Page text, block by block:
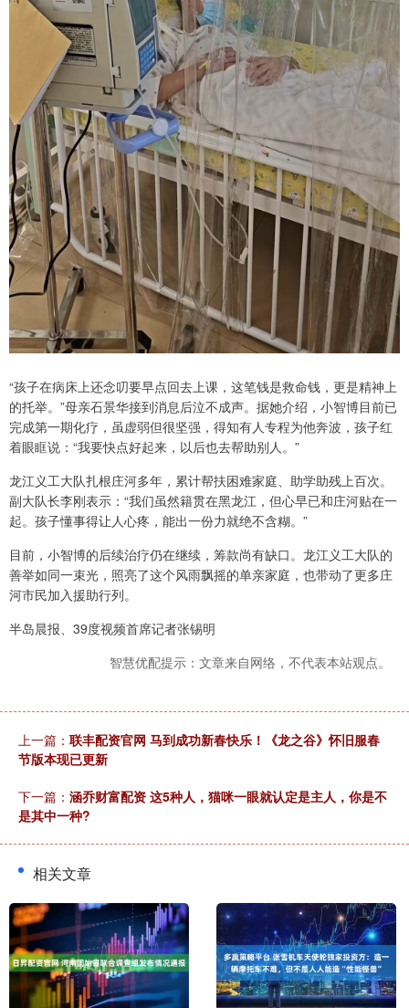
“孩子在病床上还念叨要早点回去上课，这笔钱是救命钱，更是精神上
的托举。”母亲石景华接到消息后泣不成声。据她介绍，小智博目前已
完成第一期化疗，虽虚弱但很坚强，得知有人专程为他奔波，孩子红
着眼眶说：“我要快点好起来，以后也去帮助别人。”
龙江义工大队扎根庄河多年，累计帮扶困难家庭、助学助残上百次。
副大队长李刚表示：“我们虽然籍贯在黑龙江，但心早已和庄河贴在一
起。孩子懂事得让人心疼，能出一份力就绝不含糊。”
目前，小智博的后续治疗仍在继续，筹款尚有缺口。龙江义工大队的
善举如同一束光，照亮了这个风雨飘摇的单亲家庭，也带动了更多庄
河市民加入援助行列。
半岛晨报、39度视频首席记者张锡明
智慧优配提示：文章来自网络，不代表本站观点。
上一篇： 联丰配资官网 马到成功新春快乐！《龙之谷》怀旧服春
节版本现已更新
下一篇： 涵乔财富配资 这5种人，猫咪一眼就认定是主人，你是不
是其中一种?
相关文章